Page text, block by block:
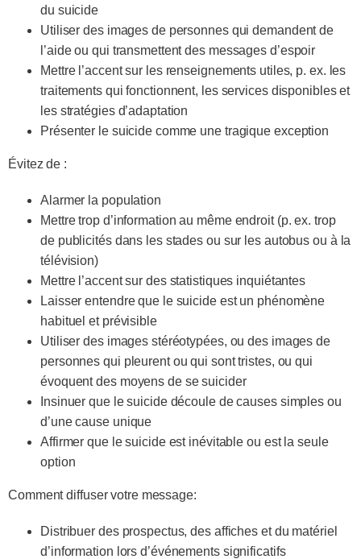
du suicide
Utiliser des images de personnes qui demandent de
l’aide ou qui transmettent des messages d’espoir
Mettre l’accent sur les renseignements utiles, p. ex. les
traitements qui fonctionnent, les services disponibles et
les stratégies d’adaptation
Présenter le suicide comme une tragique exception
Évitez de :
Alarmer la population
Mettre trop d’information au même endroit (p. ex. trop
de publicités dans les stades ou sur les autobus ou à la
télévision)
Mettre l’accent sur des statistiques inquiétantes
Laisser entendre que le suicide est un phénomène
habituel et prévisible
Utiliser des images stéréotypées, ou des images de
personnes qui pleurent ou qui sont tristes, ou qui
évoquent des moyens de se suicider
Insinuer que le suicide découle de causes simples ou
d’une cause unique
Affirmer que le suicide est inévitable ou est la seule
option
Comment diffuser votre message:
Distribuer des prospectus, des affiches et du matériel
d’information lors d’événements significatifs